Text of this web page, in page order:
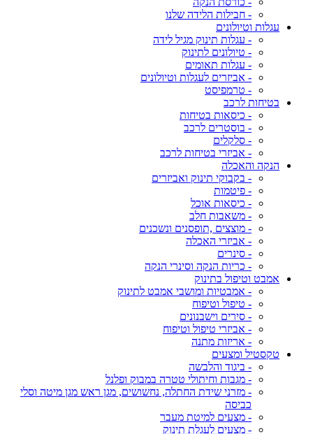
- חבילות הלידה שלנו
עגלות וטיולונים
- עגלות תינוק מגיל לידה
- טיולונים לתינוק
- עגלות תאומים
- אביזרים לעגלות וטיולונים
- טרמפיסט
בטיחות לרכב
- כיסאות בטיחות
- בוסטרים לרכב
- סלקלים
- אביזרי בטיחות לרכב
הנקה והאכלה
- בקבוקי תינוק ואביזרים
- פיטמות
- כיסאות אוכל
- משאבות חלב
- מוצצים ,תופסנים ונשכנים
- אביזרי האכלה
- סינרים
- כריות הנקה וסינרי הנקה
אמבט וטיפול בתינוק
- אמבטיות ומושבי אמבט לתינוק
- טיפול וטיפוח
- סירים וישבנונים
- אביזרי טיפול וטיפוח
- אריזות מתנה
טקסטיל ומצעים
- ביגוד והלבשה
- מגבות וחיתולי טטרה במבוק ופלנל
- מזרני שידת החתלה, נחשושים, מגן ראש מגן מיטה וסלי
כביסה
- מצעים למיטת מעבר
- מצעים לעגלת תינוק